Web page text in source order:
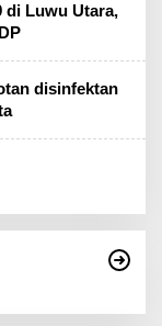
di Luwu Utara,
disinfektan